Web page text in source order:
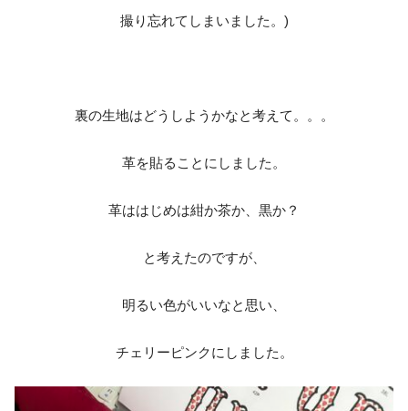
撮り忘れてしまいました。)
裏の生地はどうしようかなと考えて。。。
革を貼ることにしました。
革ははじめは紺か茶か、黒か？
と考えたのですが、
明るい色がいいなと思い、
チェリーピンクにしました。